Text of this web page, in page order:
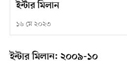
ইন্টার মিলান
১৬ মে ২০২৩
ইন্টার মিলান: ২০০৯-১০